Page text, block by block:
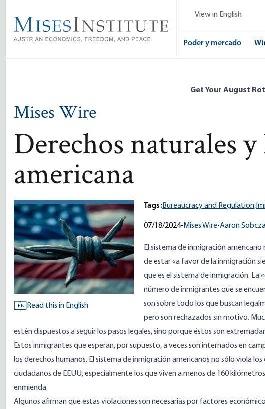
main
content
View in English
Poder y mercado
Get Your August
Mises Wire
Derechos naturales
americana
EN Read this in English
Tags:Bureaucracy and Regulation,
07/18/2024• Mises Wire•Aaron
El sistema de inmigración americano
de estar «a favor de la inmigración
que es el sistema de inmigración. La
número de inmigrantes que se
son sobre todo los que buscan
pero son rechazados sin motivo.
estén dispuestos a seguir los pasos legales, sino porque éstos son
Estos inmigrantes que esperan, por supuesto, a veces son internados en
los derechos humanos. El sistema de inmigración americanos no sólo viola
ciudadanos de EEUU, especialmente los que viven a menos de 160
enmienda.
Algunos afirman que estas violaciones son necesarias por factores